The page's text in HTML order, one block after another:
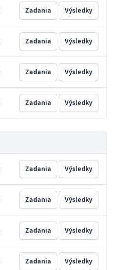
Zadania Výsledky
Zadania Výsledky
Zadania Výsledky
Zadania Výsledky
Zadania Výsledky
Zadania Výsledky
Zadania Výsledky
Zadania Výsledky